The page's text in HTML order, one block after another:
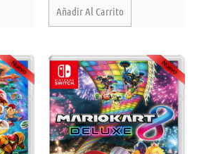
Añadir Al Carrito